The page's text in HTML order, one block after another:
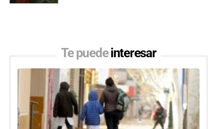
Te puedeinteresar